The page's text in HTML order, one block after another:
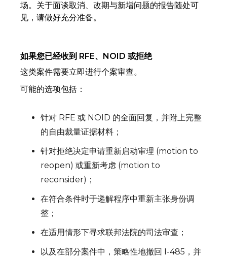
场。关于面谈取消、改期与新增问题的报告随处可
见，请做好充分准备。
如果您已经收到 RFE、NOID 或拒绝
这类案件需要立即进行个案审查。
可能的选项包括：
针对 RFE 或 NOID 的全面回复，并附上完整
的自由裁量证据材料；
针对拒绝决定申请重新启动审理 (motion to
reopen) 或重新考虑 (motion to
reconsider)；
在符合条件时于递解程序中重新主张身份调
整；
在适用情形下寻求联邦法院的司法审查；
以及在部分案件中，策略性地撤回 I-485，并